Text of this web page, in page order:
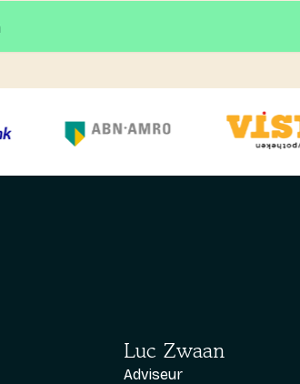
Luc Zwaan
Adviseur